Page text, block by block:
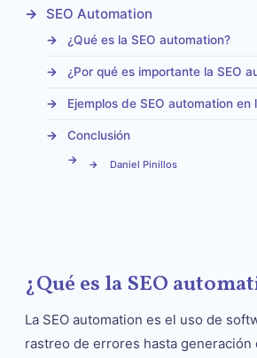
SEO Automation
¿Qué es la SEO automation?
¿Por qué es importante la SEO
Ejemplos de SEO automation en
Conclusión
Daniel Pinillos
¿Qué es la SEO
La SEO automation es el uso de
rastreo de errores hasta